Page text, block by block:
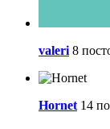
valeri 8
Hornet 14